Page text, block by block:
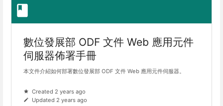
數位發展部 ODF 文件 Web 應用元件
伺服器佈署手冊
本文件介紹如何部署數位發展部 ODF 文件 Web 應用元件伺服器。
Created 2 years ago
Updated 2 years ago